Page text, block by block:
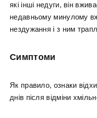
які інші недуги, він
недавньому минулому
нездужання і з ним
Симптоми
Як правило, ознаки
днів після відміни